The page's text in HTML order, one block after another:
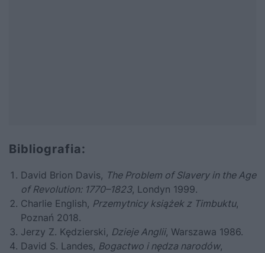
Bibliografia:
David Brion Davis, The Problem of Slavery in the Age
of Revolution: 1770–1823, Londyn 1999.
Charlie English, Przemytnicy książek z Timbuktu,
Poznań 2018.
Jerzy Z. Kędzierski, Dzieje Anglii, Warszawa 1986.
David S. Landes, Bogactwo i nędza narodów,